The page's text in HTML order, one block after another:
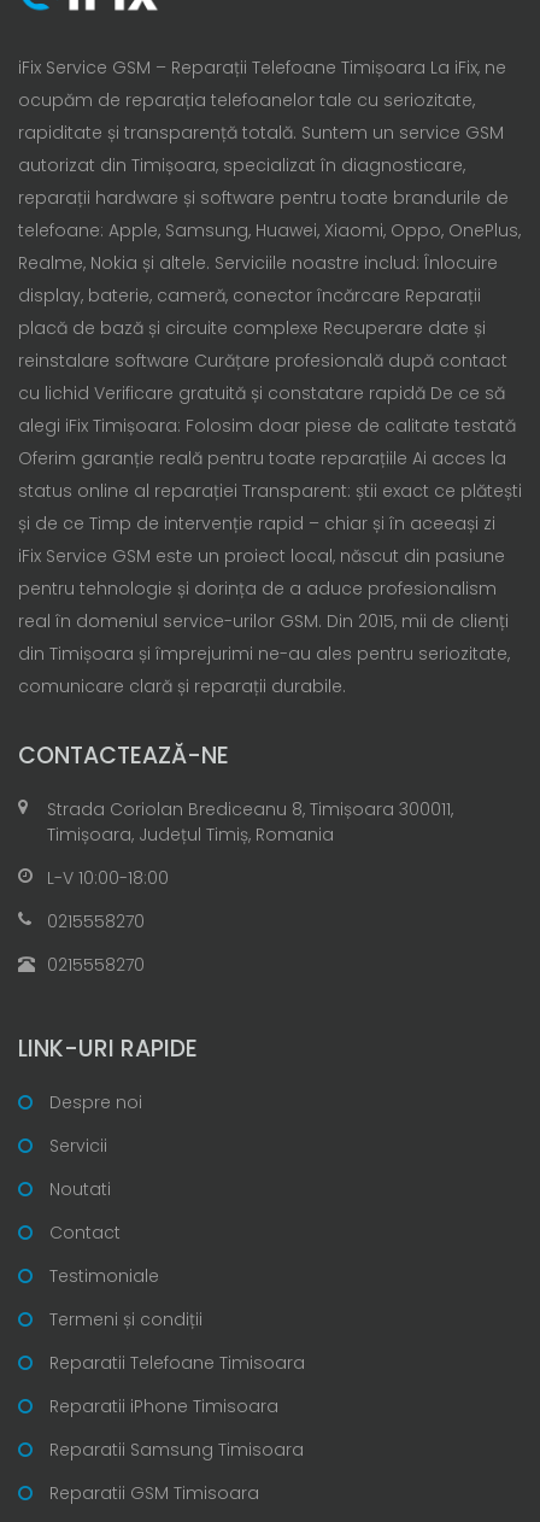
iFix Service GSM – Reparații Telefoane Timișoara La iFix, ne
ocupăm de reparația telefoanelor tale cu seriozitate,
rapiditate și transparență totală. Suntem un service GSM
autorizat din Timișoara, specializat în diagnosticare,
reparații hardware și software pentru toate brandurile de
telefoane: Apple, Samsung, Huawei, Xiaomi, Oppo, OnePlus,
Realme, Nokia și altele. Serviciile noastre includ: Înlocuire
display, baterie, cameră, conector încărcare Reparații
placă de bază și circuite complexe Recuperare date și
reinstalare software Curățare profesională după contact
cu lichid Verificare gratuită și constatare rapidă De ce să
alegi iFix Timișoara: Folosim doar piese de calitate testată
Oferim garanție reală pentru toate reparațiile Ai acces la
status online al reparației Transparent: știi exact ce plătești
și de ce Timp de intervenție rapid – chiar și în aceeași zi
iFix Service GSM este un proiect local, născut din pasiune
pentru tehnologie și dorința de a aduce profesionalism
real în domeniul service-urilor GSM. Din 2015, mii de clienți
din Timișoara și împrejurimi ne-au ales pentru seriozitate,
comunicare clară și reparații durabile.
CONTACTEAZĂ-NE
Strada Coriolan Brediceanu 8, Timișoara 300011,
Timișoara, Județul Timiș, Romania
L-V 10:00-18:00
0215558270
0215558270
LINK-URI RAPIDE
Despre noi
Servicii
Noutati
Contact
Testimoniale
Termeni și condiții
Reparatii Telefoane Timisoara
Reparatii iPhone Timisoara
Reparatii Samsung Timisoara
Reparatii GSM Timisoara